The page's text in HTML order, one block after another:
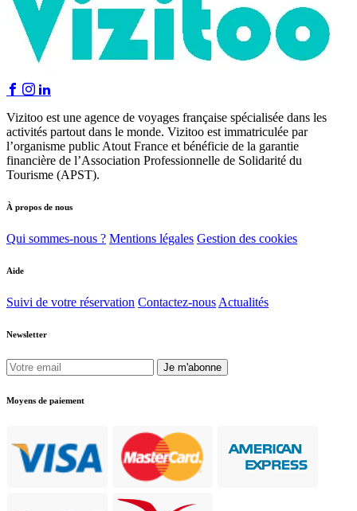
Vizitoo est une agence de voyages française spécialisée dans les
activités partout dans le monde. Vizitoo est immatriculée par
l’organisme public Atout France et bénéficie de la garantie
financière de l’Association Professionnelle de Solidarité du
Tourisme (APST).
À propos de nous
Qui sommes-nous ? Mentions légales Gestion des cookies
Aide
Suivi de votre réservation Contactez-nous Actualités
Newsletter
Je m'abonne
Moyens de paiement